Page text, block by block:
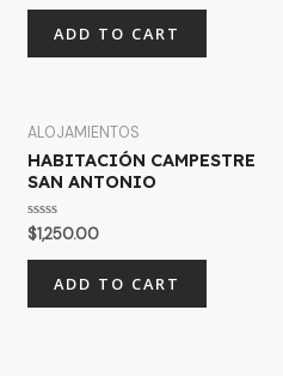
out
ADD TO CART
ALOJAMIENTOS
HABITACIÓN CAMPESTRE
SAN ANTONIO
Rated
0
out
$1,250.00
ADD TO CART